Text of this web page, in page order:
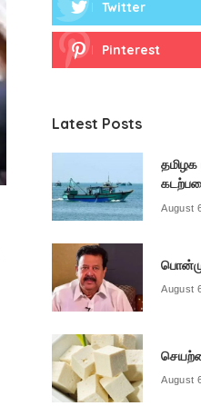
Twitter
Pinterest
Latest Posts
August
August
August